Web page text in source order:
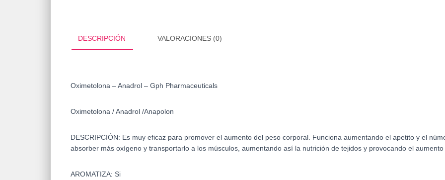
DESCRIPCIÓN VALORACIONES (0)
Oximetolona – Anadrol – Gph Pharmaceuticals
Oximetolona / Anadrol /Anapolon
DESCRIPCIÓN: Es muy eficaz para promover el aumento del peso corporal. Funciona aumentando el apetito y el
absorber más oxígeno y transportarlo a los músculos, aumentando así la nutrición de tejidos y provocando el
AROMATIZA: Si